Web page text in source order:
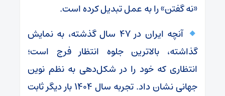
«نه گفتن» را به عمل تبدیل کرده است.
آنچه ایران در ۴۷ سال گذشته، به نمایش
گذاشته، بالاترین جلوه انتظار فرج است؛
انتظاری که خود را در شکل‌دهی به نظم نوین
جهانی نشان داد. تجربه سال ۱۴۰۴ بار دیگر ثابت